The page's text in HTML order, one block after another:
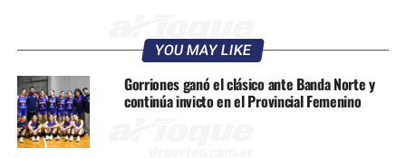
YOU MAY LIKE
Gorriones ganó el clásico ante Banda Norte y
continúa invicto en el Provincial Femenino